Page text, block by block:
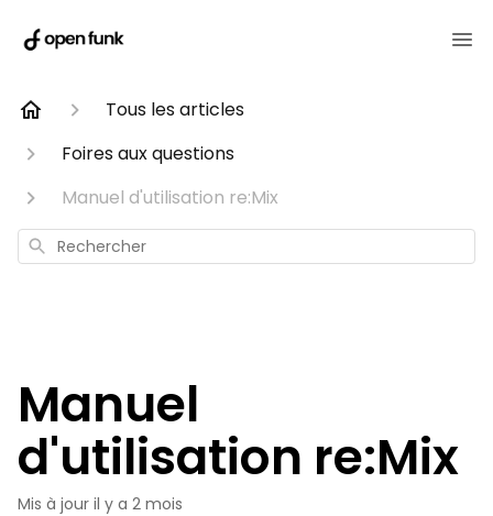
Tous les articles
Foires aux questions
Manuel d'utilisation re:Mix
Rechercher
Manuel
d'utilisation re:Mix
Mis à jour il y a 2 mois